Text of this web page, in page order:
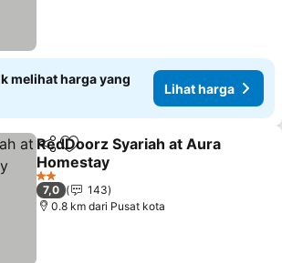
melihat harga yang
Lihat harga
BagikanTambahkan ke favorit
RedDoorz Syariah at Aura
Homestay
2 Bintang
7,0
143
0.8 km dari Pusat kota